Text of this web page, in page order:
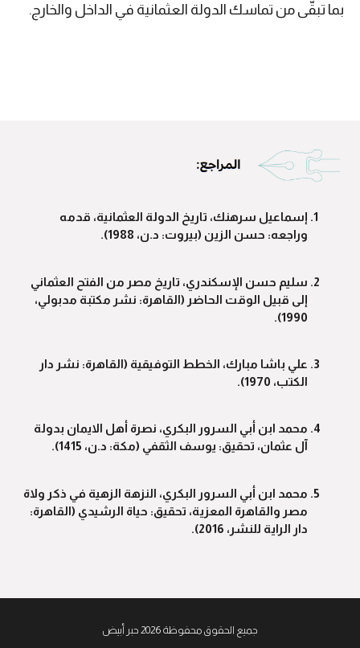
بما تبقّى من تماسك الدولة العثمانية في الداخل والخارج.
إسماعيل سرهنك، تاريخ الدولة العثمانية، قدمه
وراجعه: حسن الزين (بيروت: د.ن، 1988).
سليم حسن الإسكندري، تاريخ مصر من الفتح العثماني
إلى قبيل الوقت الحاضر (القاهرة: نشر مكتبة مدبولي،
1990).
علي باشا مبارك، الخطط التوفيقية (القاهرة: نشر دار
الكتب، 1970).
محمد ابن أبي السرور البكري، نصرة أهل الايمان بدولة
آل عثمان، تحقيق: يوسف الثقفي (مكة: د.ن، 1415).
محمد ابن أبي السرور البكري، النزهة الزهية في ذكر ولاة
مصر والقاهرة المعزية، تحقيق: حياة الرشيدي (القاهرة:
دار الراية للنشر، 2016).
جميع الحقوق محفوظة 2026 حبر أبيض